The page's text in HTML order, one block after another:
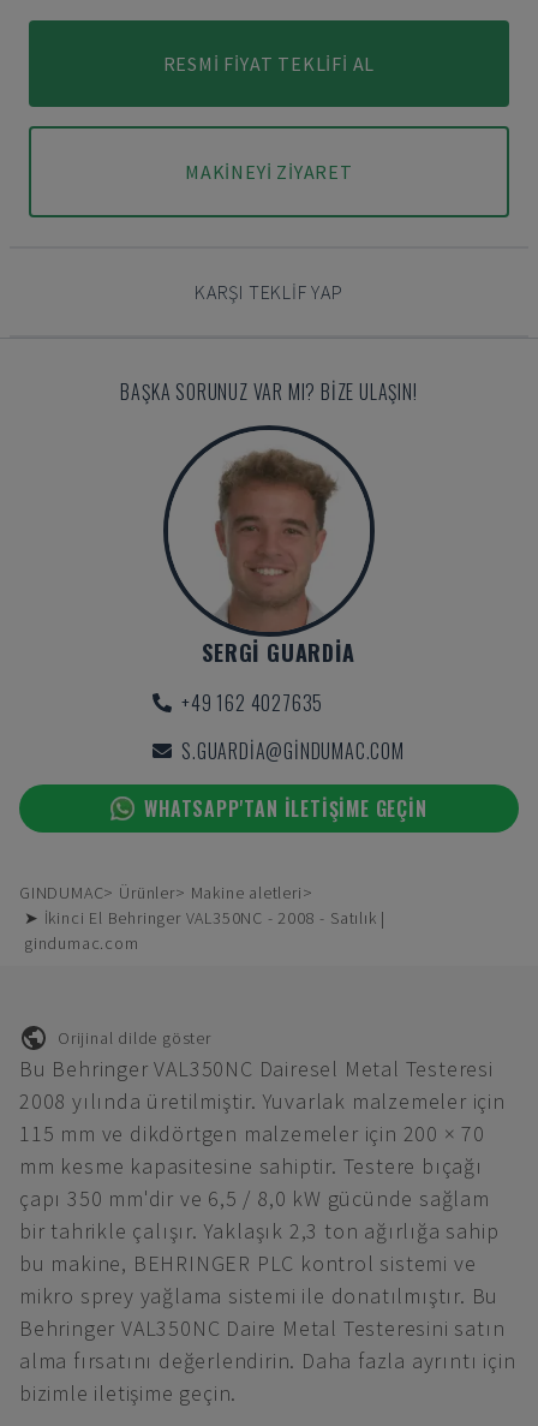
RESMI FIYAT TEKLIFI AL
MAKINEYI ZIYARET
KARŞI TEKLIF YAP
BAŞKA SORUNUZ VAR MI? BIZE ULAŞIN!
SERGI GUARDIA
+49 162 4027635
S.GUARDIA@GINDUMAC.COM
WHATSAPP'TAN ILETIŞIME GEÇIN
GINDUMAC Ürünler
Makine aletleri
➤ İkinci El Behringer VAL350NC - 2008 - Satılık |
gindumac.com
Orijinal dilde göster
Bu Behringer VAL350NC Dairesel Metal Testeresi
2008 yılında üretilmiştir. Yuvarlak malzemeler için
115 mm ve dikdörtgen malzemeler için 200 × 70
mm kesme kapasitesine sahiptir. Testere bıçağı
çapı 350 mm'dir ve 6,5 / 8,0 kW gücünde sağlam
bir tahrikle çalışır. Yaklaşık 2,3 ton ağırlığa sahip
bu makine, BEHRINGER PLC kontrol sistemi ve
mikro sprey yağlama sistemi ile donatılmıştır. Bu
Behringer VAL350NC Daire Metal Testeresini satın
alma fırsatını değerlendirin. Daha fazla ayrıntı için
bizimle iletişime geçin.